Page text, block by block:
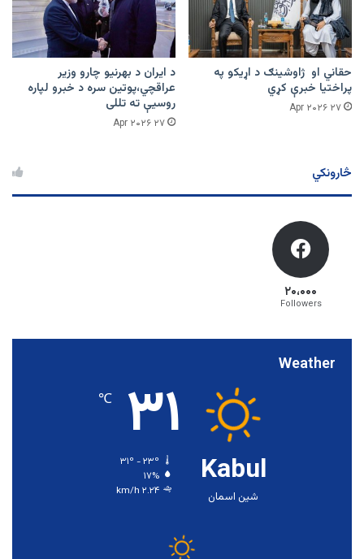
حقاني او ژاوشینګ د اړیکو په
پراختیا خبرې کړي
۲۷ Apr ۲۰۲۶
د ایران د بهرنیو چارو وزیر
عراقچي،پوتین سره د خبرو لپاره
روسیې ته تللی
۲۷ Apr ۲۰۲۶
څارونکي
۲۰،۰۰۰
Followers
Weather
Kabul
شین اسمان
۳۱ ℃
۱۷%
۲.۲۴ km/h